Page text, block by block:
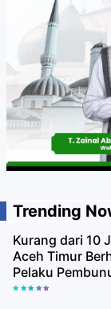
Trending
Kurang dari 10
Aceh Timur
Pelaku